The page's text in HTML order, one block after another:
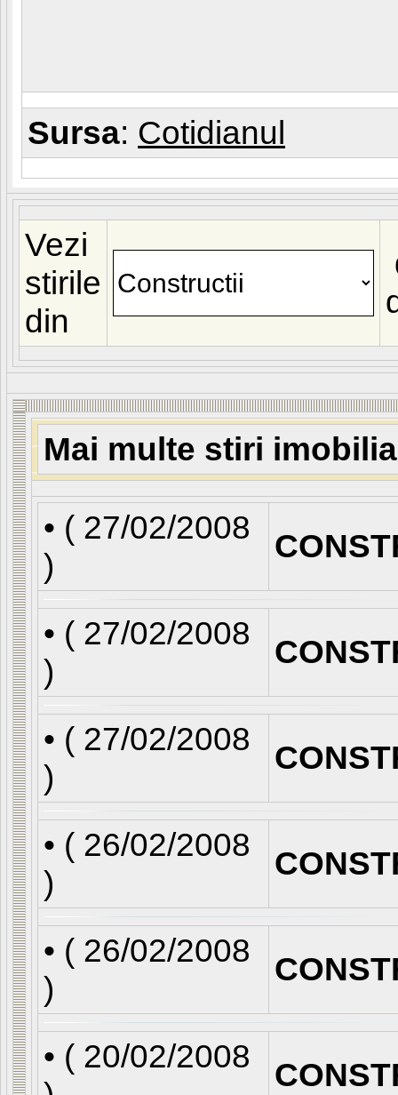
Sursa: Cotidianul
Vezi
stirile
din
Mai multe stiri
• ( 27/02/2008
)
• ( 27/02/2008
)
• ( 27/02/2008
)
• ( 26/02/2008
)
• ( 26/02/2008
)
• ( 20/02/2008